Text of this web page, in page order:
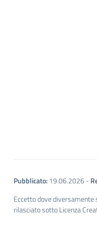
Pubblicato:19.06.2026 -
Eccetto dove
rilasciato sotto Licenza